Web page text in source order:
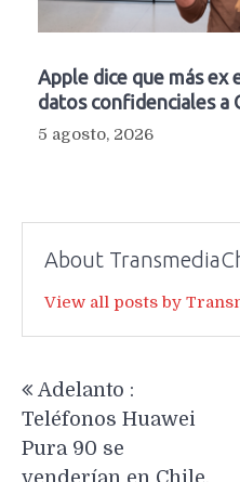
Apple dice que más ex
datos confidenciales a
5 agosto, 2026
About
View all posts by
de
entradas
Adelanto :
Teléfonos Huawei
Pura 90 se
venderían en Chile,